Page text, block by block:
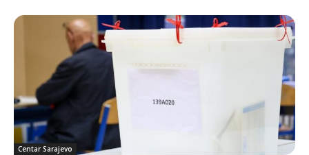
Centar Sarajevo